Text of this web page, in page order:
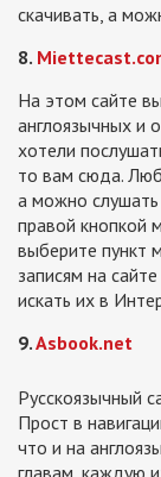
скачивать, а
8.
На этом сайте
англоязычных и
хотели
то вам сюда.
а можно слушать
правой кнопкой
выберите пункт
записям на
искать их в
9.Asbook.net
Русскоязычный
Прост в
что и на